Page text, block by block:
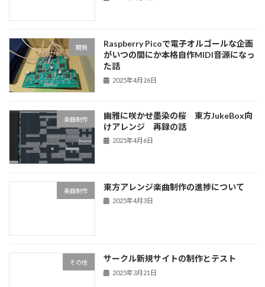
開発
Raspberry Picoで電子オルゴールな企画
がいつの間にか本格自作MIDI音源になっ
た話
2025年4月26日
楽曲制作
幽雅に咲かせ墨染の桜 東方JukeBox向
けアレンジ 再録の話
2025年4月6日
楽曲制作 東方アレンジ楽曲制作の進捗について
2025年4月3日
その他 サークル新規サイトの制作とテスト
2025年3月21日